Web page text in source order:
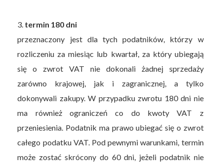
3. termin 180 dni
przeznaczony jest dla tych podatników, którzy w
rozliczeniu za miesiąc lub kwartał, za który ubiegają
się o zwrot VAT nie dokonali żadnej sprzedaży
zarówno krajowej, jak i zagranicznej, a tylko
dokonywali zakupy. W przypadku zwrotu 180 dni nie
ma również ograniczeń co do kwoty VAT z
przeniesienia. Podatnik ma prawo ubiegać się o zwrot
całego podatku VAT. Pod pewnymi warunkami, termin
może zostać skrócony do 60 dni, jeżeli podatnik nie